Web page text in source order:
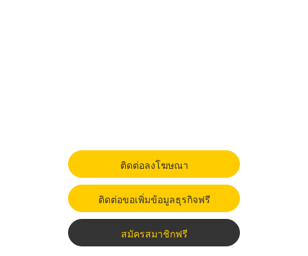
ติดต่อลงโฆษณา
ติดต่อขอเพิ่มข้อมูลธุรกิจฟรี
สมัครสมาชิกฟรี